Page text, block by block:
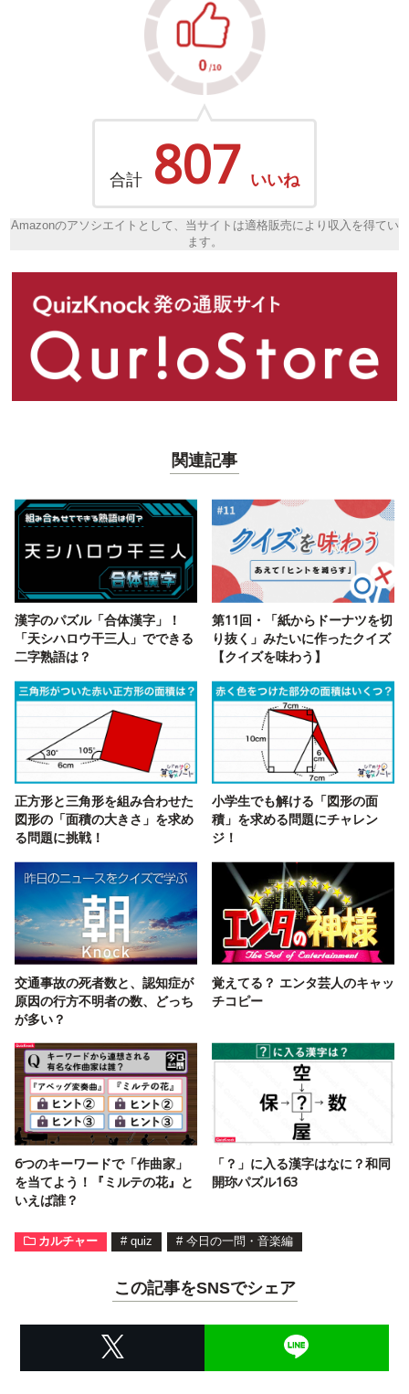
合計 807 いいね
Amazonのアソシエイトとして、当サイトは適格販売により収入を得てい
ます。
関連記事
漢字のパズル「合体漢字」！
「天シハロウ干三人」でできる
二字熟語は？
第11回・「紙からドーナツを切
り抜く」みたいに作ったクイズ
【クイズを味わう】
正方形と三角形を組み合わせた
図形の「面積の大きさ」を求め
る問題に挑戦！
小学生でも解ける「図形の面
積」を求める問題にチャレン
ジ！
交通事故の死者数と、認知症が
原因の行方不明者の数、どっち
が多い？
覚えてる？ エンタ芸人のキャッ
チコピー
6つのキーワードで「作曲家」
を当てよう！『ミルテの花』と
いえば誰？
「？」に入る漢字はなに？和同
開珎パズル163
カルチャー # quiz # 今日の一問・音楽編
この記事をSNSでシェア